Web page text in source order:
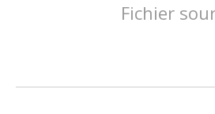
Fichier